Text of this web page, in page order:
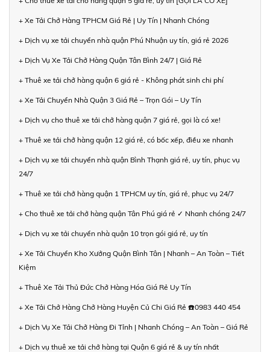
+ Xe Tải Chở Hàng TPHCM Giá Rẻ | Uy Tín | Nhanh Chóng
+ Dịch vụ xe tải chuyển nhà quận Phú Nhuận uy tín, giá rẻ 2026
+ Dịch Vụ Xe Tải Chở Hàng Quận Tân Bình 24/7 | Giá Rẻ
+ Thuê xe tải chở hàng quận 6 giá rẻ - Không phát sinh chi phí
+ Xe Tải Chuyển Nhà Quận 3 Giá Rẻ – Trọn Gói – Uy Tín
+ Dịch vụ cho thuê xe tải chở hàng quận 7 giá rẻ, gọi là có xe!
+ Thuê xe tải chở hàng quận 12 giá rẻ, có bốc xếp, điều xe nhanh
+ Dịch vụ xe tải chuyển nhà quận Bình Thạnh giá rẻ, uy tín, phục vụ
24/7
+ Thuê xe tải chở hàng quận 1 TPHCM uy tín, giá rẻ, phục vụ 24/7
+ Cho thuê xe tải chở hàng quận Tân Phú giá rẻ ✓ Nhanh chóng 24/7
+ Dịch vụ xe tải chuyển nhà quận 10 trọn gói giá rẻ, uy tín
+ Xe Tải Chuyển Kho Xưởng Quận Bình Tân | Nhanh – An Toàn – Tiết
Kiệm
+ Thuê Xe Tải Thủ Đức Chở Hàng Hóa Giá Rẻ Uy Tín
+ Xe Tải Chở Hàng Chở Hàng Huyện Củ Chi Giá Rẻ ☎️0983 440 454
+ Dịch Vụ Xe Tải Chở Hàng Đi Tỉnh | Nhanh Chóng – An Toàn – Giá Rẻ
+ Dịch vụ thuê xe tải chở hàng tại Quận 6 giá rẻ & uy tín nhất